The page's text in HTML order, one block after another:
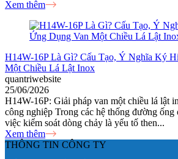
Xem thêm
H14W-16P Là Gì? Cấu Tạo, Ý Nghĩa Ký
Một Chiều Lá Lật Inox
quantriwebsite
25/06/2026
H14W-16P: Giải pháp van một chiều lá lật
công nghiệp Trong các hệ thống đường ống
việc kiểm soát dòng chảy là yếu tố then...
Xem thêm
THÔNG TIN CÔNG TY